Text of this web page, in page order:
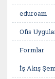
eduroam
Ofis
Formlar
İş Akış